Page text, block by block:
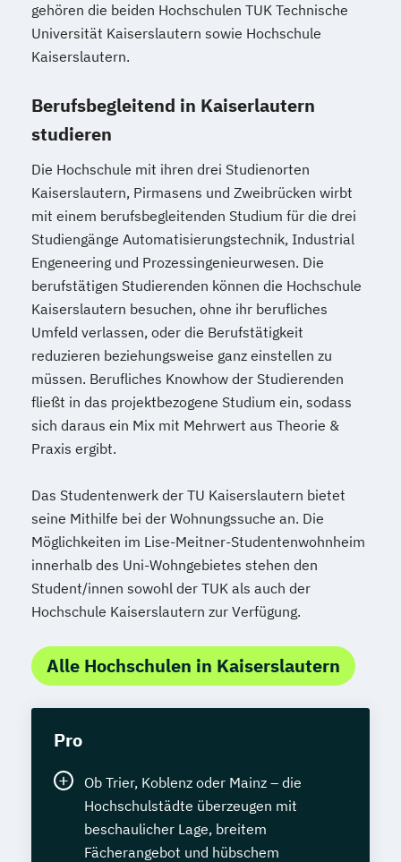
gehören die beiden Hochschulen TUK Technische
Universität Kaiserslautern sowie Hochschule
Kaiserslautern.
Berufsbegleitend in Kaiserlautern
studieren
Die Hochschule mit ihren drei Studienorten
Kaiserslautern, Pirmasens und Zweibrücken wirbt
mit einem berufsbegleitenden Studium für die drei
Studiengänge Automatisierungstechnik, Industrial
Engeneering und Prozessingenieurwesen. Die
berufstätigen Studierenden können die Hochschule
Kaiserslautern besuchen, ohne ihr berufliches
Umfeld verlassen, oder die Berufstätigkeit
reduzieren beziehungsweise ganz einstellen zu
müssen. Berufliches Knowhow der Studierenden
fließt in das projektbezogene Studium ein, sodass
sich daraus ein Mix mit Mehrwert aus Theorie &
Praxis ergibt.
Das Studentenwerk der TU Kaiserslautern bietet
seine Mithilfe bei der Wohnungssuche an. Die
Möglichkeiten im Lise-Meitner-Studentenwohnheim
innerhalb des Uni-Wohngebietes stehen den
Student/innen sowohl der TUK als auch der
Hochschule Kaiserslautern zur Verfügung.
Alle Hochschulen in Kaiserslautern
Pro
Ob Trier, Koblenz oder Mainz – die
Hochschulstädte überzeugen mit
beschaulicher Lage, breitem
Fächerangebot und hübschem